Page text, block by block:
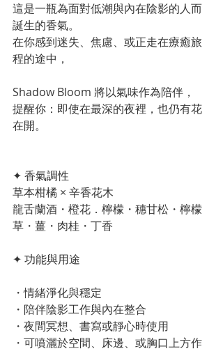
這是一瓶為面對低潮與內在陰影的人而
誕生的香氣。
在你感到迷失、焦慮、或正走在療癒旅
程的途中，
Shadow Bloom 將以氣味作為陪伴，
提醒你：即使在最深的夜裡，也仍有花
在開。
✦ 香氣調性
草本柑橘 × 辛香花木
龍舌蘭酒・橙花．檸檬・穗甘松・檸檬
草・薑・肉桂・丁香
✦ 功能與用途
・情緒淨化與穩定
・陪伴陰影工作與內在整合
・夜間冥想、書寫或靜心時使用
・可噴灑於空間、床邊、或胸口上方作